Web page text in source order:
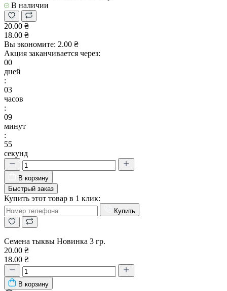
В наличии
20.00 ₴
18.00 ₴
Вы экономите: 2.00 ₴
Акция заканчивается через:
00
дней
:
03
часов
:
09
минут
:
54
секунд
В корзину
Быстрый заказ
Купить этот товар в 1 клик:
Купить
Семена тыквы Новинка 3 гр.
20.00 ₴
18.00 ₴
В корзину